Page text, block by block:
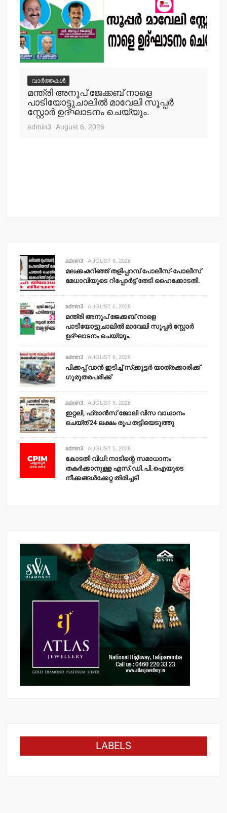
വാർത്തകൾ
മന്ത്രി അനൂപ് ജേക്കബ് നാളെ
പാടിയോട്ടുചാലില്‍ മാവേലി സൂപ്പര്‍
സ്റ്റോര്‍ ഉദ്ഘാടനം ചെയ്യും.
admin3 August 6, 2026
admin3 AUGUST 6, 2026
മലക്കംമറിഞ്ഞ് തളിപ്പറമ്പ് പോലീസ്-പോലീസ്
മേധാവിയുടെ റിപ്പോര്‍ട്ട് തേടി ഹൈക്കോടതി.
admin3 AUGUST 6, 2026
മന്ത്രി അനൂപ് ജേക്കബ് നാളെ
പാടിയോട്ടുചാലില്‍ മാവേലി സൂപ്പര്‍ സ്റ്റോര്‍
ഉദ്ഘാടനം ചെയ്യും.
admin3 AUGUST 6, 2026
പിക്കപ്പ് വാന്‍ ഇടിച്ച് സ്‌ക്കൂട്ടര്‍ യാത്രക്കാരിക്ക്
ഗുരുതരപരിക്ക്
admin3 AUGUST 5, 2026
ഇറ്റലി, ഫ്രാന്‍സ് ജോലി വിസ വാഗ്ദാനം
ചെയ്ത് 24 ലക്ഷം രൂപ തട്ടിയെടുത്തു
admin3 AUGUST 5, 2026
കോടതി വിധി:നാടിന്റെ സമാധാനം
തകര്‍ക്കാനുള്ള എസ്.ഡി.പി.ഐയുടെ
നീക്കങ്ങള്‍ക്കേറ്റ തിരിച്ചടി
LABELS